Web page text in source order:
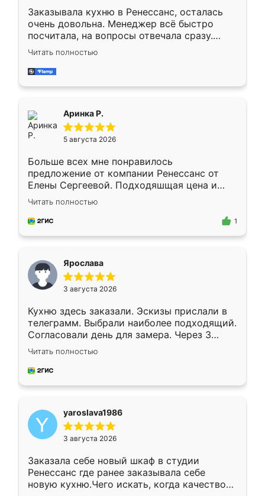
Заказывала кухню в Ренессанс, осталась
очень довольна. Менеджер всё быстро
посчитала, на вопросы отвечала сразу.
Замерщик приехал в субботу, подошёл к
делу со всей ответственностью. Собрали
за день, ребята работали аккуратно, даже
Читать полностью
Аринка Р.
5 августа 2026
Больше всех мне понравилось
предложение от компании Ренессанс от
Елены Сергеевой. Подходяшщая цена и
короткие сроки изготовления. Приехавший
для замера сотрудник Владислав
предложил по моему эскизу самый
Читать полностью
1
Ярослава
3 августа 2026
Кухню здесь заказали. Эскизы прислали в
телеграмм. Выбрали наиболее подходящий.
Согласовали день для замера. Через 3
недели кухня была уже готова. Остались
довольны работой. Спасибо Ренессанс
мебель за качественную работу!
Читать полностью
yaroslava1986
3 августа 2026
Заказала себе новый шкаф в студии
Ренессанс где ранее заказывала себе
новую кухню.Чего искать, когда качеством